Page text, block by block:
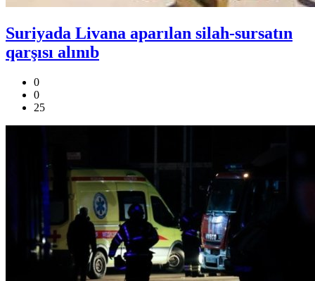
Suriyada Livana aparılan silah-sursatın
qarşısı alınıb
0
0
25